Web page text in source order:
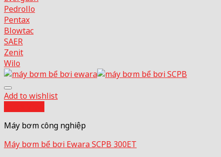
Pedrollo
Pentax
Blowtac
SAER
Zenit
Wilo
Add to wishlist
Máy bơm công nghiệp
Máy bơm bể bơi Ewara SCPB 300ET